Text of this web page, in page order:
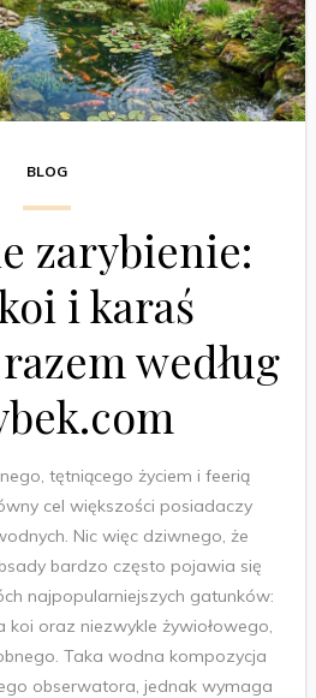
BLOG
zarybienie:
i karaś
według
tętniącego życiem i feerią
cel większości posiadaczy
Nic więc dziwnego, że
bardzo często pojawia się
najpopularniejszych gatunków:
oraz niezwykle żywiołowego,
Taka wodna kompozycja
obserwatora, jednak wymaga